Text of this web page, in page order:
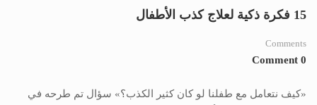
15 فكرة ذكية لعلاج كذب الأطفال
Comments
0 Comment
«كيف نتعامل مع طفلنا لو كان كثير الكذب؟» سؤال تم طرحه في